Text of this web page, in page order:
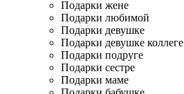
Подарки жене
Подарки любимой
Подарки девушке
Подарки девушке коллеге
Подарки подруге
Подарки сестре
Подарки маме